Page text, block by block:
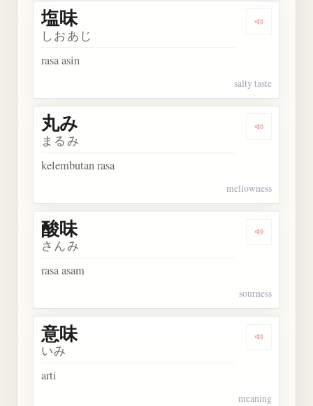
Dengarkan
塩味
しおあじ
rasa asin
salty taste
Dengarkan
丸み
まるみ
kelembutan rasa
mellowness
Dengarkan
酸味
さんみ
rasa asam
sourness
Dengarkan
意味
いみ
arti
meaning